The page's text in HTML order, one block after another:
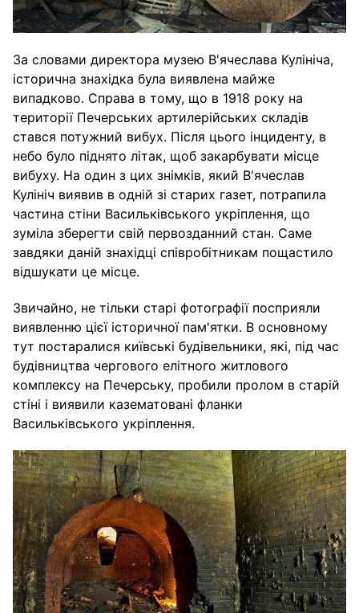
За словами директора музею В'ячеслава Кулініча,
історична знахідка була виявлена ​​майже
випадково. Справа в тому, що в 1918 року на
території Печерських артилерійських складів
стався потужний вибух. Після цього інциденту, в
небо було піднято літак, щоб закарбувати місце
вибуху. На один з цих знімків, який В'ячеслав
Кулініч виявив в одній зі старих газет, потрапила
частина стіни Васильківського укріплення, що
зуміла зберегти свій первозданний стан. Саме
завдяки даній знахідці співробітникам пощастило
відшукати це місце.
Звичайно, не тільки старі фотографії посприяли
виявленню цієї історичної пам'ятки. В основному
тут постаралися київські будівельники, які, під час
будівництва чергового елітного житлового
комплексу на Печерську, пробили пролом в старій
стіні і виявили казематовані фланки
Васильківського укріплення.